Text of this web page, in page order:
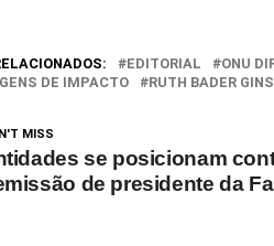
EDITORIAL ONU
DE IMPACTO
RUTH BADER
MISS
se posicionam
de presidente da